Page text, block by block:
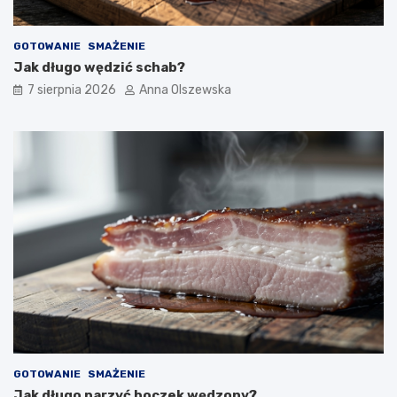
GOTOWANIE SMAŻENIE
Jak długo wędzić schab?
7 sierpnia 2026 Anna Olszewska
GOTOWANIE SMAŻENIE